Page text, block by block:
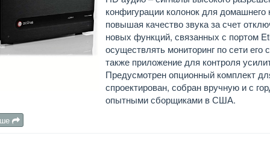
конфигурации колонок для
повышая качество звука за счет
новых функций, связанных с портом
осуществлять мониторинг по сети
также приложение для контроля
Предусмотрен опционный комплект
спроектирован, собран вручную и с
опытными сборщиками в США.